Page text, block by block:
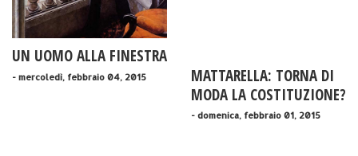
UN UOMO ALLA FINESTRA
- mercoledì, febbraio 04, 2015
MATTARELLA: TORNA DI
MODA LA COSTITUZIONE?
- domenica, febbraio 01, 2015